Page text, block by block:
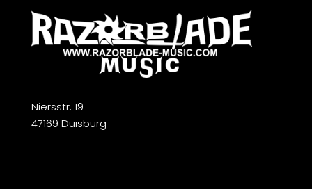
Niersstr. 19
47169 Duisburg